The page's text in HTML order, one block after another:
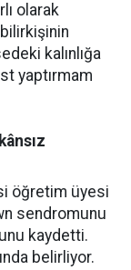
olarak
kalınlığa
yaptırmam
öğretim üyesi
sendromunu
kaydetti.
belirliyor.